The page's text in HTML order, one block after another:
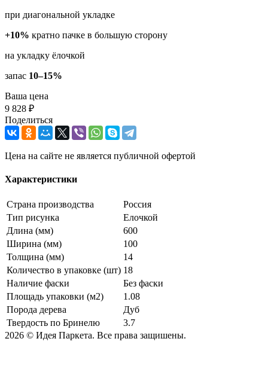
при диагональной укладке
+10% кратно пачке в большую сторону
на укладку ёлочкой
запас 10–15%
Ваша цена
9 828 ₽
Поделиться
Цена на сайте не является публичной офертой
Характеристики
Страна производства
Россия
Тип рисунка
Елочкой
Длина (мм)
600
Ширина (мм)
100
Толщина (мм)
14
Количество в упаковке (шт) 18
Наличие фаски
Без фаски
Площадь упаковки (м2)
1.08
Порода дерева
Дуб
Твердость по Бринелю
3.7
2026 © Идея Паркета. Все права защишены.